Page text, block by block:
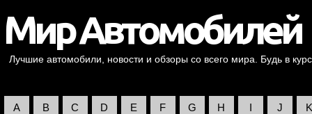
Лучшие автомобили, новости и обзоры со всего мира. Будь в
A B C D E F G H I J K